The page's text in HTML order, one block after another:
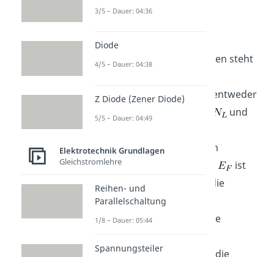
In diesen beiden Ausdrücken steht
Ladungsträgerdichte von entweder
Elektronen oder Löchern,
und
Konzentrationsfaktoren im
Leitungs- und Valenzband,
ist
die Fermi-Energie ,
ist die
minimale Energie des
Leitungsbandes und
die
Valenzbandes.
steht für die
3/5 – Dauer: 04:36
Diode
4/5 – Dauer: 04:38
Z Diode (Zener Diode)
5/5 – Dauer: 04:49
Elektrotechnik Grundlagen
Gleichstromlehre
Reihen- und
Parallelschaltung
1/8 – Dauer: 05:44
Spannungsteiler